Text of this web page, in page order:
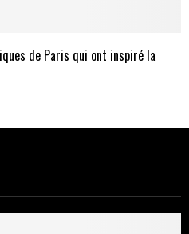
de Paris qui ont inspiré la